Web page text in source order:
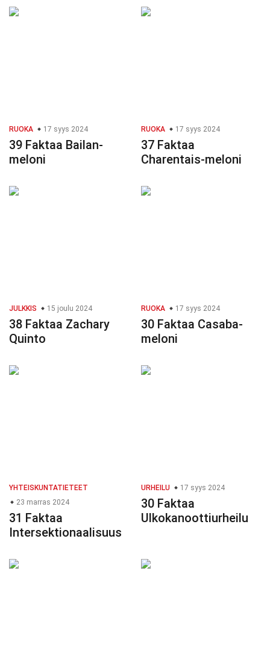
RUOKA 17 syys 2024
39 Faktaa Bailan-
meloni
RUOKA 17 syys 2024
37 Faktaa
Charentais-meloni
JULKKIS 15 joulu 2024
38 Faktaa Zachary
Quinto
RUOKA 17 syys 2024
30 Faktaa Casaba-
meloni
YHTEISKUNTATIETEET
23 marras 2024
31 Faktaa
Intersektionaalisuus
URHEILU 17 syys 2024
30 Faktaa
Ulkokanoottiurheilu